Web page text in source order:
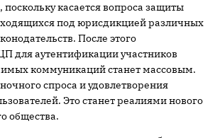
поскольку касается вопроса защиты
под юрисдикцией различных
После этого
для аутентификации участников
коммуникаций станет массовым.
спроса и удовлетворения
Это станет реалиями нового
общества.